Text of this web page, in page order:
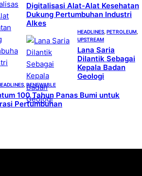
Digitalisasi Alat-Alat Kesehatan
Dukung Pertumbuhan Industri
Alkes
HEADLINES PETROLEUM
UPSTREAM
Lana Saria
Dilantik Sebagai
Kepala Badan
Geologi
RENEWABLE
100 Tahun Panas Bumi untuk
Pertumbuhan